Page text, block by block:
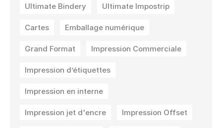
Ultimate Bindery Ultimate Impostrip
Cartes Emballage numérique
Grand Format Impression Commerciale
Impression d’étiquettes
Impression en interne
Impression jet d'encre Impression Offset